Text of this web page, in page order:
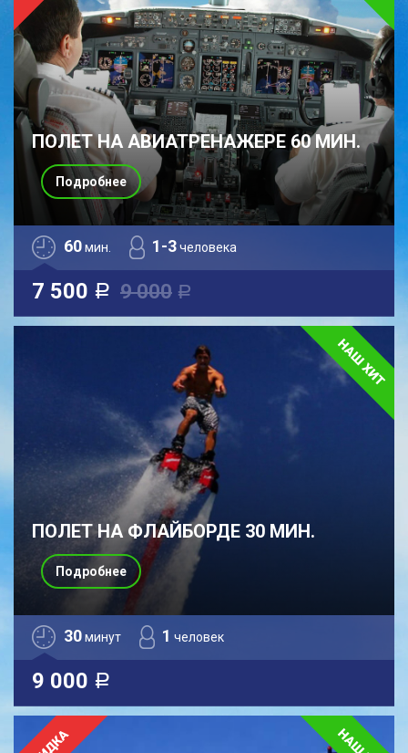
ПОЛЕТ НА АВИАТРЕНАЖЕРЕ 60 МИН.
60мин. 1-3человека
7 500 a 9 000 a
Подробнее
ПОЛЕТ НА ФЛАЙБОРДЕ 30 МИН.
30минут 1 человек
9 000 a
Подробнее